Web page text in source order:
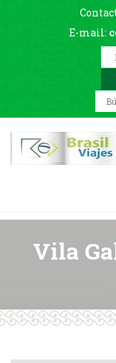
E-mail:
Vila